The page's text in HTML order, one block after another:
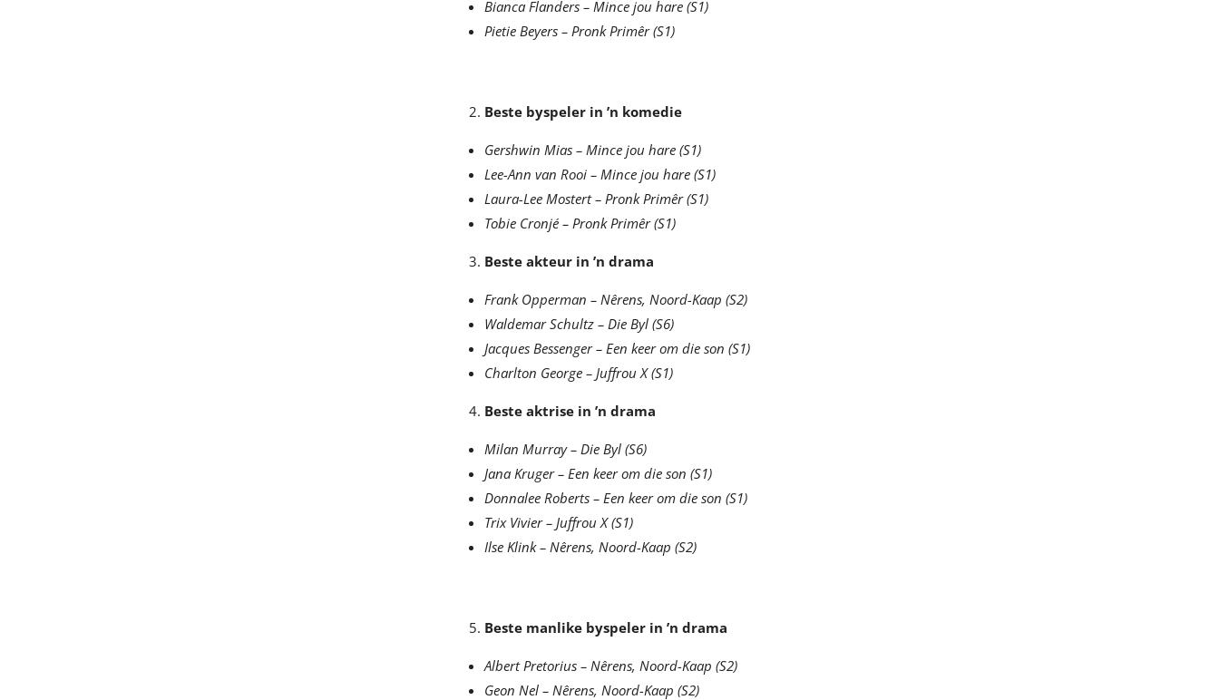
Bianca Flanders – Mince jou hare (S1)
Pietie Beyers – Pronk Primêr (S1)
Beste byspeler in ’n komedie
Gershwin Mias – Mince jou hare (S1)
Lee-Ann van Rooi – Mince jou hare (S1)
Laura-Lee Mostert – Pronk Primêr (S1)
Tobie Cronjé – Pronk Primêr (S1)
Beste akteur in ’n drama
Frank Opperman – Nêrens, Noord-Kaap (S2)
Waldemar Schultz – Die Byl (S6)
Jacques Bessenger – Een keer om die son (S1)
Charlton George – Juffrou X (S1)
Beste aktrise in ’n drama
Milan Murray – Die Byl (S6)
Jana Kruger – Een keer om die son (S1)
Donnalee Roberts – Een keer om die son (S1)
Trix Vivier – Juffrou X (S1)
Ilse Klink – Nêrens, Noord-Kaap (S2)
Beste manlike byspeler in ’n drama
Albert Pretorius – Nêrens, Noord-Kaap (S2)
Geon Nel – Nêrens, Noord-Kaap (S2)